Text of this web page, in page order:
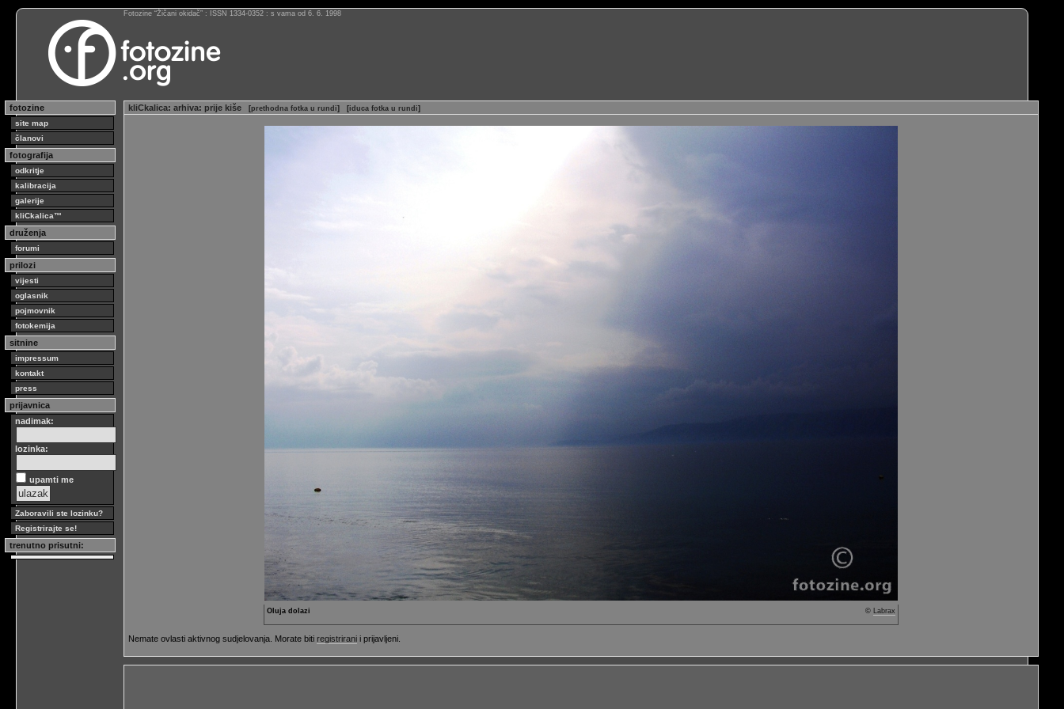
Fotozine “Žičani okidač” : ISSN 1334-0352 : s vama od 6. 6. 1998
fotozine
site map
članovi
fotografija
odkritje
kalibracija
galerije
kliCkalica™
druženja
forumi
prilozi
vijesti
oglasnik
pojmovnik
fotokemija
sitnine
impressum
kontakt
press
prijavnica
nadimak:
lozinka:
upamti me
Zaboravili ste lozinku?
Registrirajte se!
trenutno prisutni:
kliCkalica: arhiva: prije kiše [prethodna fotka u rundi] [iduca fotka u rundi]
© Labrax
Oluja dolazi
Nemate ovlasti aktivnog sudjelovanja. Morate biti registrirani i prijavljeni.